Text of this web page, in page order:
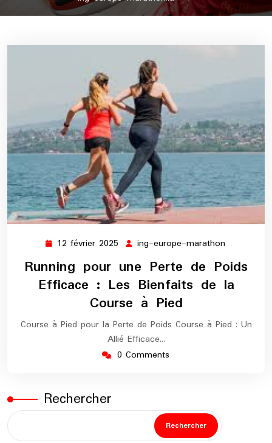
12 février 2025 12
2025
ing-europe-marathon
europe-
marathon
Running pour une Perte de Poids
Efficace : Les Bienfaits de la
Course à Pied
Course à Pied pour la Perte de Poids Course à Pied : Un
Allié Efficace…
0 Comments
Rechercher
Rechercher